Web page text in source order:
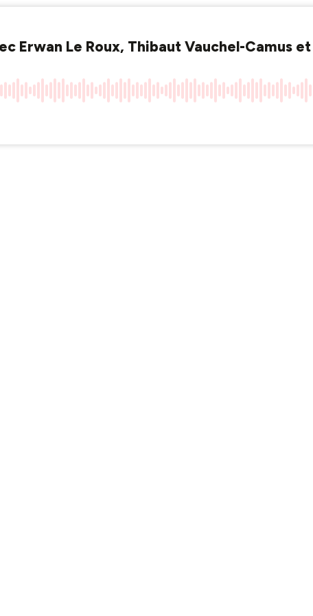
Erwan Le Roux, Thibaut Vauchel-Camus